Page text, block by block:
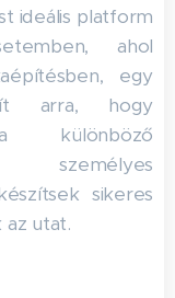
ideális platform
ahol
egy
arra, hogy
különböző
személyes
sikeres
az utat.